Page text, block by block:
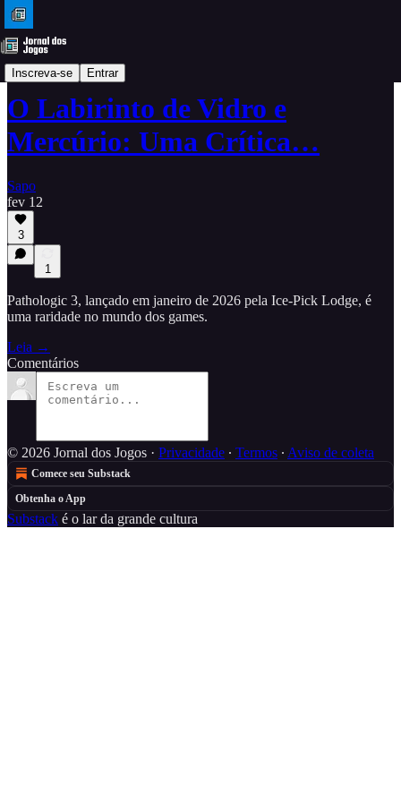
Inscreva-se Entrar
Análises
O Labirinto de Vidro e
Mercúrio: Uma Crítica…
Sapo
fev 12
3
1
Pathologic 3, lançado em janeiro de 2026 pela Ice-Pick Lodge, é
uma raridade no mundo dos games.
Leia →
Comentários
© 2026 Jornal dos Jogos · Privacidade ∙ Termos ∙ Aviso de coleta
Comece seu Substack
Obtenha o App
Substack é o lar da grande cultura